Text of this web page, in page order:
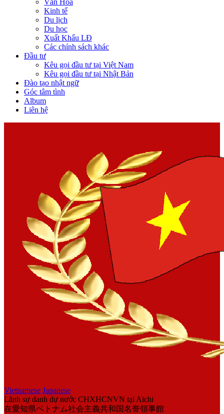
Văn Hóa
Kinh tế
Du lịch
Du học
Xuất Khẩu LĐ
Các chính sách khác
Đầu tư
Kêu gọi đầu tư tại Việt Nam
Kêu gọi đầu tư tại Nhật Bản
Đào tạo nhật ngữ
Góc tâm tình
Album
Liên hệ
Vietnamese Japanese
Lãnh sự danh dự nước CHXHCNVN tại Aichi
在愛知県ベトナム社会主義共和国名誉領事館